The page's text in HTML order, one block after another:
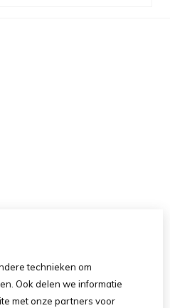
technieken om
Ook delen we informatie
met onze partners voor